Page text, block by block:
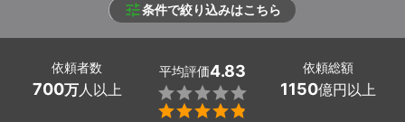
条件で絞り込みはこちら
依頼者数
700万人以上
平均評価4.83


依頼総額
1150億円以上